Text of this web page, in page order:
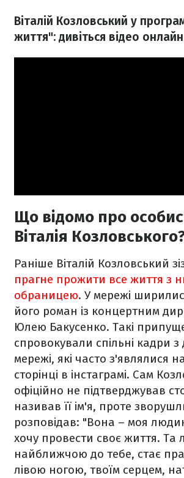
Віталій Козловський у
життя": дивіться відео онлайн
Що відомо про
Віталія
Раніше Віталій Козловський
прагне прожити все життя з
обраницею. У мережі
його роман із концертним
Юлею Бакусенко. Такі
спровокували спільні кадри
мережі, які часто з'являлися
сторінці в інстаграмі. Сам
офіційно не підтверджував
називав її ім'я, проте
розповідав: "Вона – моя
хочу провести своє життя. Та
найближчою до тебе, стає
лівою ногою, твоїм серцем,